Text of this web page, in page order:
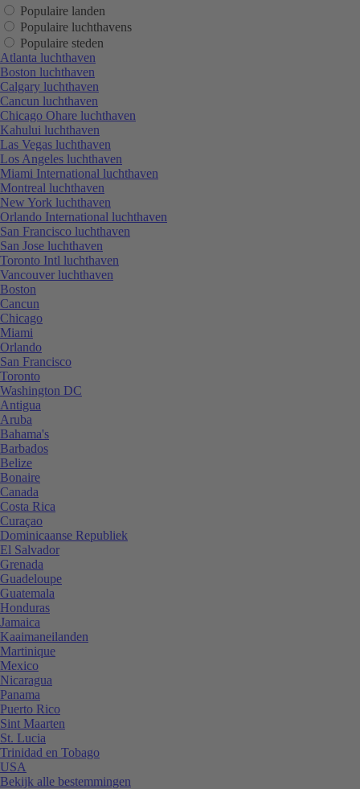
Populaire landen
Populaire luchthavens
Populaire steden
Atlanta luchthaven
Boston luchthaven
Calgary luchthaven
Cancun luchthaven
Chicago Ohare luchthaven
Kahului luchthaven
Las Vegas luchthaven
Los Angeles luchthaven
Miami International luchthaven
Montreal luchthaven
New York luchthaven
Orlando International luchthaven
San Francisco luchthaven
San Jose luchthaven
Toronto Intl luchthaven
Vancouver luchthaven
Boston
Cancun
Chicago
Miami
Orlando
San Francisco
Toronto
Washington DC
Antigua
Aruba
Bahama's
Barbados
Belize
Bonaire
Canada
Costa Rica
Curaçao
Dominicaanse Republiek
El Salvador
Grenada
Guadeloupe
Guatemala
Honduras
Jamaica
Kaaimaneilanden
Martinique
Mexico
Nicaragua
Panama
Puerto Rico
Sint Maarten
St. Lucia
Trinidad en Tobago
USA
Bekijk alle bestemmingen